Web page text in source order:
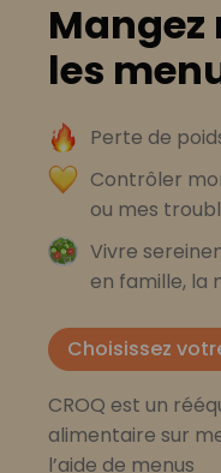
Mangez
les
Perte de
Contrôler
ou mes
Vivre
en famille, la
Choisissez
CROQ est un
alimentaire sur
l’aide de menus